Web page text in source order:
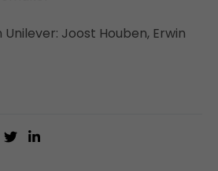
Joost Houben, Erwin